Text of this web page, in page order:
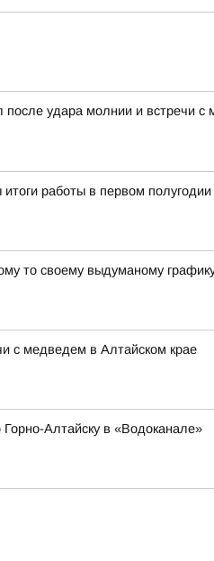
удара молнии и встречи с
работы в первом полугодии
то своему выдуманому
с медведем в Алтайском крае
Алтайску в «Водоканале»